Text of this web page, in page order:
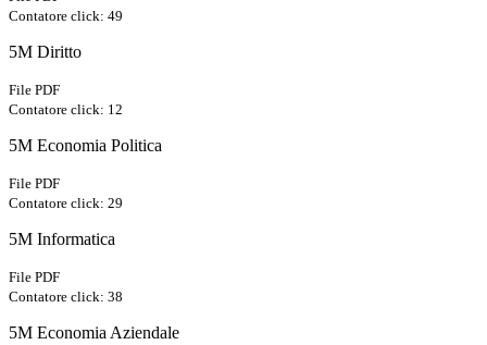
Contatore click: 49
5M Diritto
File PDF
Contatore click: 12
5M Economia Politica
File PDF
Contatore click: 29
5M Informatica
File PDF
Contatore click: 38
5M Economia Aziendale